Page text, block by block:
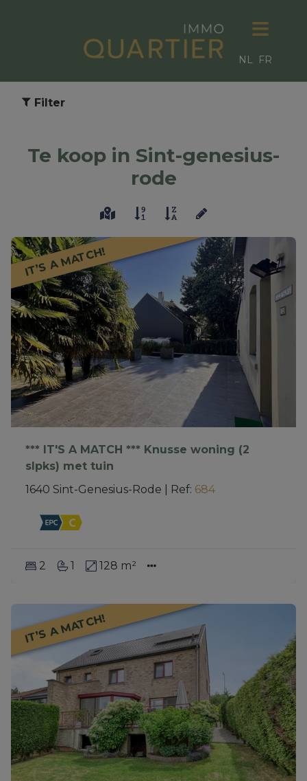
NL FR
Filter
Te koop in Sint-genesius-
rode
IT’S A MATCH!
*** IT'S A MATCH *** Knusse woning (2
slpks) met tuin
1640 Sint-Genesius-Rode
Ref: 684
2 1 128 m²
IT’S A MATCH!